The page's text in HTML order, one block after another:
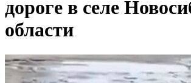
дороге в селе
области